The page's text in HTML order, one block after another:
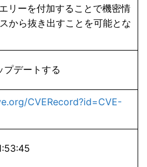
リーを付加することで機密情
から抜き出すことを可能とな
プデートする
CVERecord?id=CVE-